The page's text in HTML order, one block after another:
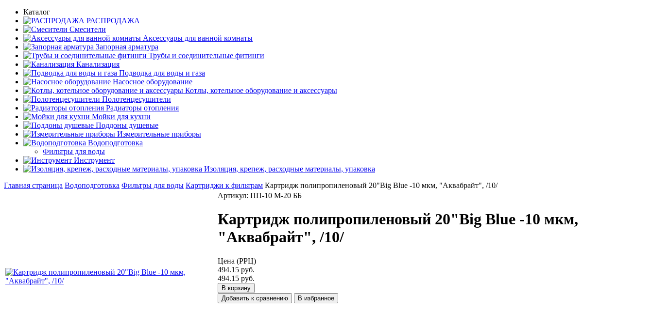
Каталог
РАСПРОДАЖА
Смесители
Аксессуары для ванной комнаты
Запорная арматура
Трубы и соединительные фитинги
Канализация
Подводка для воды и газа
Насосное оборудование
Котлы, котельное оборудование и аксессуары
Полотенцесушители
Радиаторы отопления
Мойки для кухни
Поддоны душевые
Измерительные приборы
Водоподготовка
Фильтры для воды
Инструмент
Изоляция, крепеж, расходные материалы, упаковка
Главная страница Водоподготовка Фильтры для воды Картриджи к фильтрам Картридж полипропиленовый 20"Big Blue -10 мкм, "Аквабрайт", /10/
Артикул: ПП-10 М-20 ББ
Картридж полипропиленовый 20"Big Blue -10 мкм,
"Аквабрайт", /10/
Цена (РРЦ)
494.15 руб.
494.15 руб.
В корзину
Добавить к сравнению
В избранное